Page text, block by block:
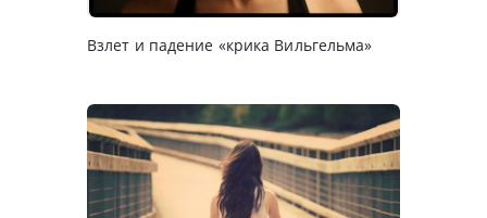
Взлет и падение «крика Вильгельма»